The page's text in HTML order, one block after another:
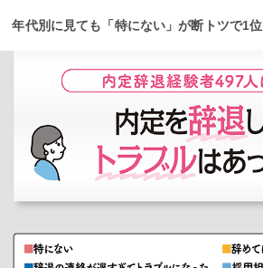
年代別に見ても「特にない」が断トツで1位